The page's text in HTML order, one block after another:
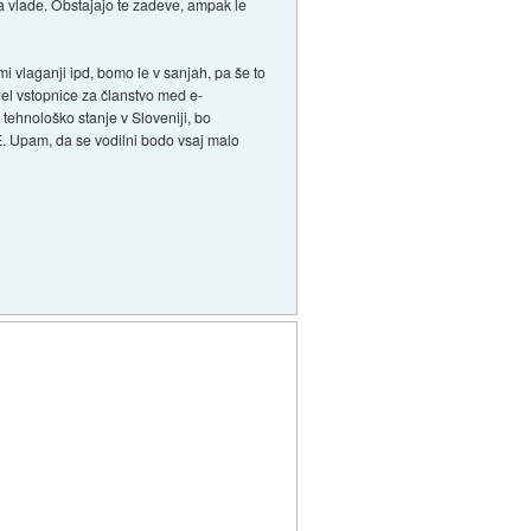
vlade. Obstajajo te zadeve, ampak le
vlaganji ipd, bomo le v sanjah, pa še to
vstopnice za članstvo med e-
stanje v Sloveniji, bo
Upam, da se vodilni bodo vsaj malo